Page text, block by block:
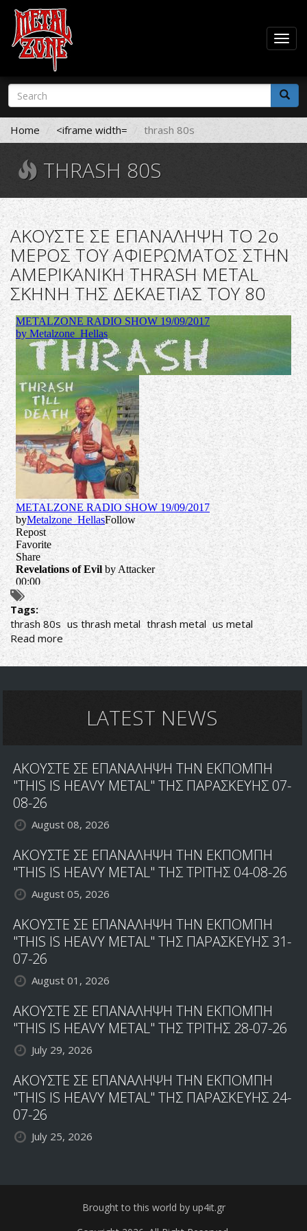
Skip
main
content
Search
form
Search
Home <iframe width= thrash 80s
THRASH 80S
ΑΚΟΥΣΤΕ ΣΕ ΕΠΑΝΑΛΗΨΗ ΤΟ 2ο
ΜΕΡΟΣ ΤΟΥ ΑΦΙΕΡΩΜΑΤΟΣ ΣΤHN
ΑΜΕΡΙΚΑΝΙΚH THRASH METAL
ΣΚΗΝΗ ΤΗΣ ΔΕΚΑΕΤΙΑΣ ΤΟΥ 80
Tags:
thrash 80s us thrash metal thrash metal us metal
Read more about
ΑΚΟΥΣΤΕ
ΣΕ
ΜΕΡΟΣ
ΣΤHN
ΑΜΕΡΙΚΑΝΙΚH
ΣΚΗΝΗ
ΔΕΚΑΕΤΙΑΣ
ΤΟΥ
LATEST NEWS
ΑΚΟΥΣΤΕ ΣΕ ΕΠΑΝΑΛΗΨΗ ΤΗΝ ΕΚΠΟΜΠΗ
"THIS IS HEAVY METAL" ΤΗΣ ΠΑΡΑΣΚΕΥΗΣ 07-
08-26
August 08, 2026
ΑΚΟΥΣΤΕ ΣΕ ΕΠΑΝΑΛΗΨΗ ΤΗΝ ΕΚΠΟΜΠΗ
"THIS IS HEAVY METAL" ΤΗΣ ΤΡΙΤΗΣ 04-08-26
August 05, 2026
ΑΚΟΥΣΤΕ ΣΕ ΕΠΑΝΑΛΗΨΗ ΤΗΝ ΕΚΠΟΜΠΗ
"THIS IS HEAVY METAL" ΤΗΣ ΠΑΡΑΣΚΕΥΗΣ 31-
07-26
August 01, 2026
ΑΚΟΥΣΤΕ ΣΕ ΕΠΑΝΑΛΗΨΗ ΤΗΝ ΕΚΠΟΜΠΗ
"THIS IS HEAVY METAL" ΤΗΣ ΤΡΙΤΗΣ 28-07-26
July 29, 2026
ΑΚΟΥΣΤΕ ΣΕ ΕΠΑΝΑΛΗΨΗ ΤΗΝ ΕΚΠΟΜΠΗ
"THIS IS HEAVY METAL" ΤΗΣ ΠΑΡΑΣΚΕΥΗΣ 24-
07-26
July 25, 2026
Brought to this world by up4it.gr